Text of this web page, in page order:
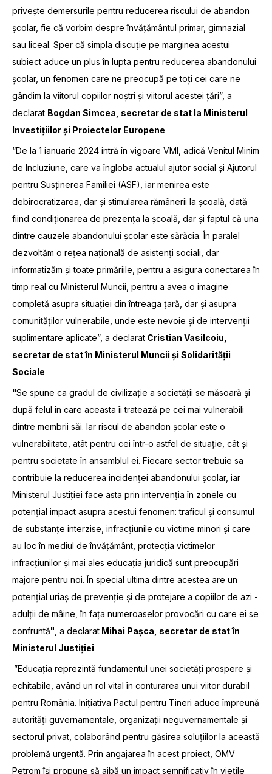
privește demersurile pentru reducerea riscului de abandon
școlar, fie că vorbim despre învățământul primar, gimnazial
sau liceal. Sper că simpla discuție pe marginea acestui
subiect aduce un plus în lupta pentru reducerea abandonului
școlar, un fenomen care ne preocupă pe toți cei care ne
gândim la viitorul copiilor noștri și viitorul acestei țări”, a
declarat Bogdan Simcea, secretar de stat la Ministerul
Investițiilor și Proiectelor Europene
“De la 1 ianuarie 2024 intră în vigoare VMI, adică Venitul Minim
de Incluziune, care va îngloba actualul ajutor social și Ajutorul
pentru Susținerea Familiei (ASF), iar menirea este
debirocratizarea, dar și stimularea rămânerii la școală, dată
fiind condiționarea de prezența la școală, dar și faptul că una
dintre cauzele abandonului școlar este sărăcia. În paralel
dezvoltăm o rețea națională de asistenți sociali, dar
informatizăm și toate primăriile, pentru a asigura conectarea în
timp real cu Ministerul Muncii, pentru a avea o imagine
completă asupra situației din întreaga țară, dar și asupra
comunităților vulnerabile, unde este nevoie și de intervenții
suplimentare aplicate”, a declarat Cristian Vasilcoiu,
secretar de stat în Ministerul Muncii și Solidarității
Sociale
"Se spune ca gradul de civilizație a societății se măsoară și
după felul în care aceasta îi tratează pe cei mai vulnerabili
dintre membrii săi. Iar riscul de abandon școlar este o
vulnerabilitate, atât pentru cei într-o astfel de situație, cât și
pentru societate în ansamblul ei. Fiecare sector trebuie sa
contribuie la reducerea incidenței abandonului școlar, iar
Ministerul Justiției face asta prin intervenția în zonele cu
potențial impact asupra acestui fenomen: traficul și consumul
de substanțe interzise, infracțiunile cu victime minori și care
au loc în mediul de învățământ, protecția victimelor
infracțiunilor și mai ales educația juridică sunt preocupări
majore pentru noi. În special ultima dintre acestea are un
potențial uriaș de prevenție și de protejare a copiilor de azi -
adulții de mâine, în fața numeroaselor provocări cu care ei se
confruntă", a declarat Mihai Pașca, secretar de stat în
Ministerul Justiției
”Educația reprezintă fundamentul unei societăți prospere și
echitabile, având un rol vital în conturarea unui viitor durabil
pentru România. Inițiativa Pactul pentru Tineri aduce împreună
autorități guvernamentale, organizații neguvernamentale și
sectorul privat, colaborând pentru găsirea soluțiilor la această
problemă urgentă. Prin angajarea în acest proiect, OMV
Petrom își propune să aibă un impact semnificativ în viețile